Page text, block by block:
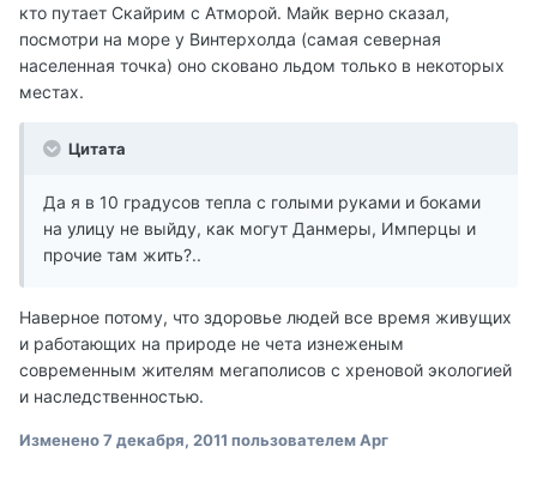
кто путает Скайрим с Атморой. Майк верно сказал,
посмотри на море у Винтерхолда (самая северная
населенная точка) оно сковано льдом только в некоторых
местах.
Цитата
Да я в 10 градусов тепла с голыми руками и боками
на улицу не выйду, как могут Данмеры, Имперцы и
прочие там жить?..
Наверное потому, что здоровье людей все время живущих
и работающих на природе не чета изнеженым
современным жителям мегаполисов с хреновой экологией
и наследственностью.
Изменено7 декабря, 2011 пользователем Арг